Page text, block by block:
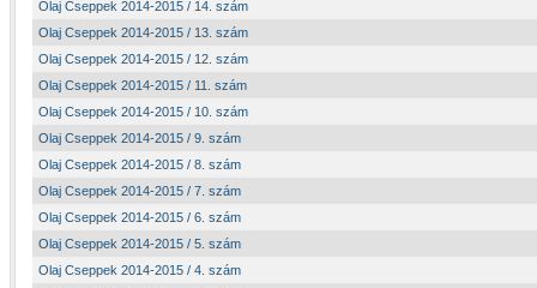
Olaj Cseppek 2014-2015 / 14. szám
Olaj Cseppek 2014-2015 / 13. szám
Olaj Cseppek 2014-2015 / 12. szám
Olaj Cseppek 2014-2015 / 11. szám
Olaj Cseppek 2014-2015 / 10. szám
Olaj Cseppek 2014-2015 / 9. szám
Olaj Cseppek 2014-2015 / 8. szám
Olaj Cseppek 2014-2015 / 7. szám
Olaj Cseppek 2014-2015 / 6. szám
Olaj Cseppek 2014-2015 / 5. szám
Olaj Cseppek 2014-2015 / 4. szám